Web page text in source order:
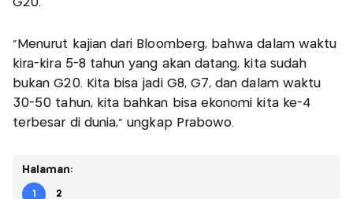
G20.
"Menurut kajian dari Bloomberg, bahwa dalam waktu
kira-kira 5-8 tahun yang akan datang, kita sudah
bukan G20. Kita bisa jadi G8, G7, dan dalam waktu
30-50 tahun, kita bahkan bisa ekonomi kita ke-4
terbesar di dunia," ungkap Prabowo.
Halaman:
1 2